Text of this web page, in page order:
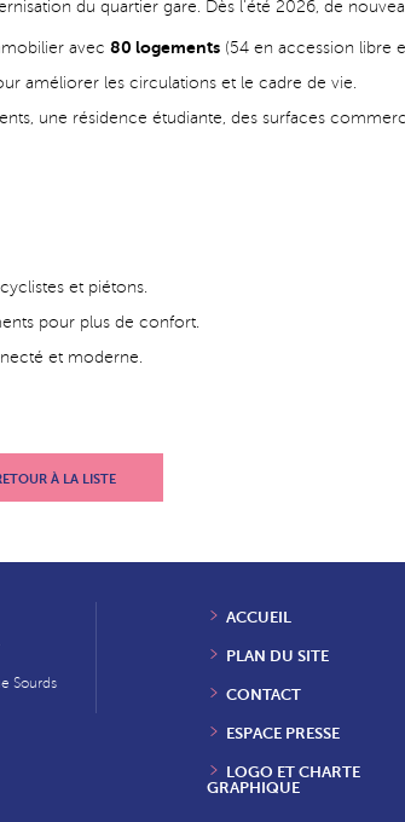
du quartier gare. Dès l’été 2026, de
avec80 logements (54 en accession libre
améliorer les circulations et le cadre de vie.
une résidence étudiante, des surfaces
et piétons.
pour plus de confort.
et moderne.
À LA LISTE
Sourds
ACCUEIL
PLAN DU SITE
CONTACT
ESPACE PRESSE
LOGO ET CHARTE
GRAPHIQUE